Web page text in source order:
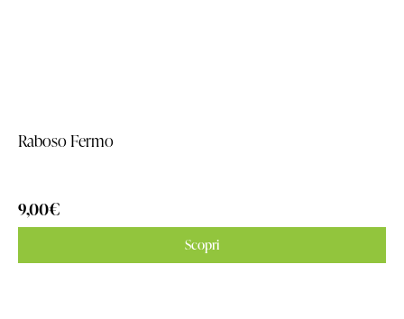
Raboso Fermo
9,00€
Scopri